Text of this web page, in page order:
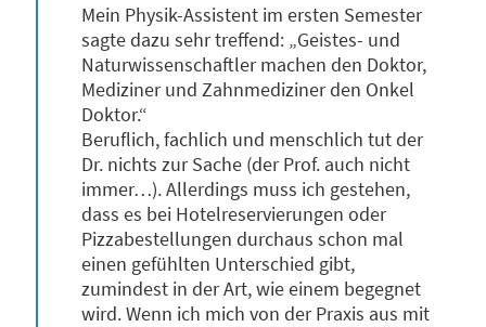
Mein Physik-Assistent im ersten Semester
sagte dazu sehr treffend: „Geistes- und
Naturwissenschaftler machen den Doktor,
Mediziner und Zahnmediziner den Onkel
Doktor.“
Beruflich, fachlich und menschlich tut der
Dr. nichts zur Sache (der Prof. auch nicht
immer…). Allerdings muss ich gestehen,
dass es bei Hotelreservierungen oder
Pizzabestellungen durchaus schon mal
einen gefühlten Unterschied gibt,
zumindest in der Art, wie einem begegnet
wird. Wenn ich mich von der Praxis aus mit